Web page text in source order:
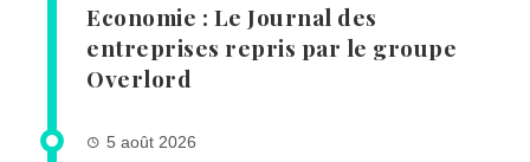
Economie : Le Journal des
entreprises repris par le groupe
Overlord
5 août 2026